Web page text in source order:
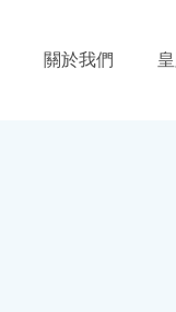
關於我們